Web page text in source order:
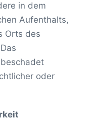
in dem
Aufenthalts,
Orts des
oder